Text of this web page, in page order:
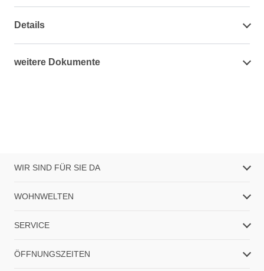
Details
weitere Dokumente
WIR SIND FÜR SIE DA
WOHNWELTEN
SERVICE
ÖFFNUNGSZEITEN